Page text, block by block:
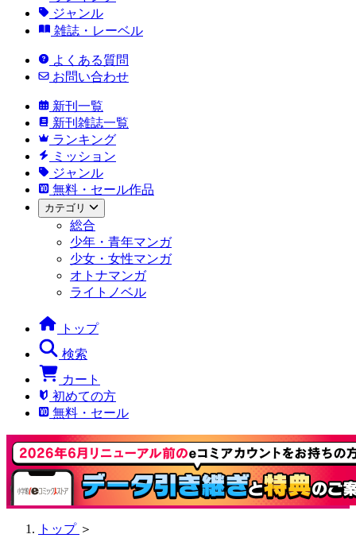
ジャンル
雑誌・レーベル
よくある質問
お問い合わせ
新刊一覧
新刊雑誌一覧
ランキング
ミッション
ジャンル
無料・セール作品
カテゴリ
総合
少年・青年マンガ
少女・女性マンガ
オトナマンガ
ライトノベル
トップ
検索
カート
初めての方
無料・セール
トップ ＞